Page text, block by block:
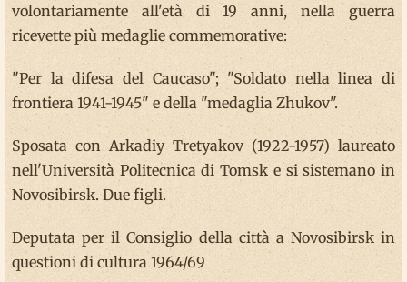
volontariamente all'età di 19 anni, nella guerra
ricevette più medaglie commemorative:
"Per la difesa del Caucaso"; "Soldato nella linea di
frontiera 1941-1945" e della "medaglia Zhukov".
Sposata con Arkadiy Tretyakov (1922-1957) laureato
nell'Università Politecnica di Tomsk e si sistemano in
Novosibirsk. Due figli.
Deputata per il Consiglio della città a Novosibirsk in
questioni di cultura 1964/69